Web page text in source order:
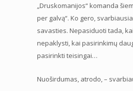
„Druskomanijos“ komanda
per galvą“. Ko gero,
savasties. Nepasiduoti tada,
nepaklysti, kai pasirinkimų
pasirinkti teisingai…
Nuoširdumas, atrodo, –